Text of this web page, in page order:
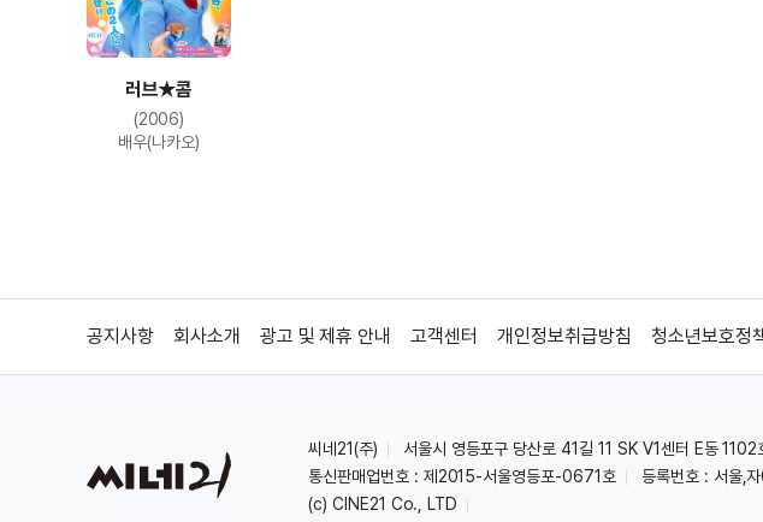
러브★콤
(2006)
배우(나카오)
공지사항 회사소개 광고 및 제휴 안내 고객센터 개인정보취급방침 청소년보호정
씨네21(주) 서울시 영등포구 당산로 41길 11 SK V1센터 E동 1102
통신판매업번호 : 제2015-서울영등포-0671호
등록번호 : 서울,
(c) CINE21 Co., LTD